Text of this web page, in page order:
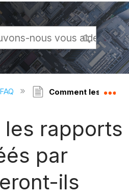
réduire la hiérarchie
FAQ Comment les
les rapports
par
ils